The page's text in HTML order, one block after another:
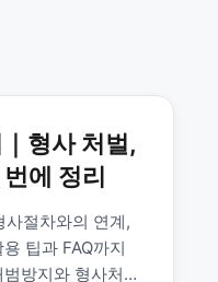
형사 처벌,
에 정리
사절차와의 연계,
팁과 FAQ까지
방지와 형사처벌